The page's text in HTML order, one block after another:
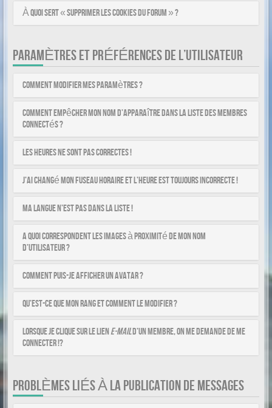
À quoi sert « Supprimer les cookies du forum » ?
PARAMÈTRES ET PRÉFÉRENCES DE L’UTILISATEUR
Comment modifier mes paramètres ?
Comment empêcher mon nom d’apparaître dans la liste des membres
connectés ?
Les heures ne sont pas correctes !
J’ai changé mon fuseau horaire et l’heure est toujours incorrecte !
Ma langue n’est pas dans la liste !
A quoi correspondent les images à proximité de mon nom
d’utilisateur ?
Comment puis-je afficher un avatar ?
Qu’est-ce que mon rang et comment le modifier ?
Lorsque je clique sur le liene-maild’un membre, on me demande de me
connecter !?
PROBLÈMES LIÉS À LA PUBLICATION DE MESSAGES